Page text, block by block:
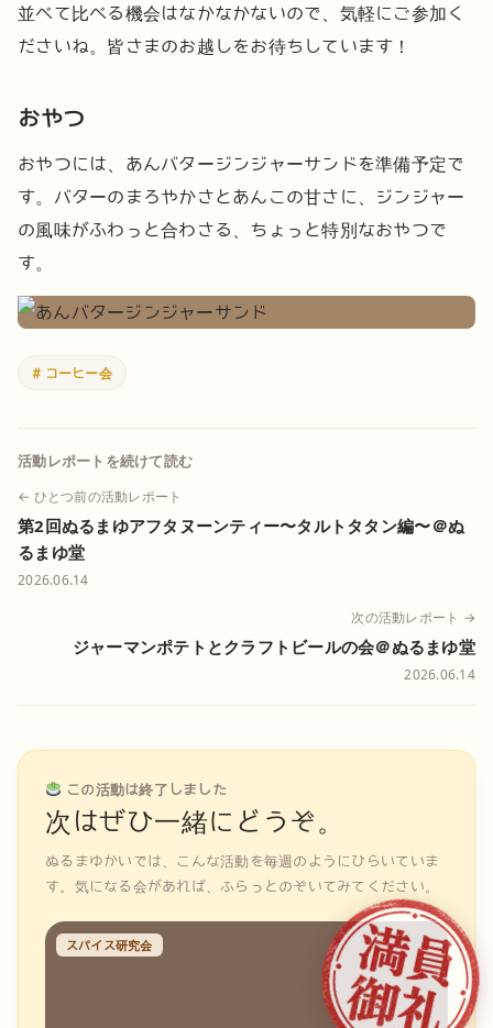
並べて比べる機会はなかなかないので、気軽にご参加く
ださいね。皆さまのお越しをお待ちしています！
おやつ
おやつには、あんバタージンジャーサンドを準備予定で
す。バターのまろやかさとあんこの甘さに、ジンジャー
の風味がふわっと合わさる、ちょっと特別なおやつで
す。
# コーヒー会
活動レポートを続けて読む
← ひとつ前の活動レポート
第2回ぬるまゆアフタヌーンティー〜タルトタタン編〜＠ぬ
るまゆ堂
2026.06.14
次の活動レポート →
ジャーマンポテトとクラフトビールの会＠ぬるまゆ堂
2026.06.14
この活動は終了しました
次はぜひ一緒にどうぞ。
ぬるまゆかいでは、こんな活動を毎週のようにひらいていま
す。気になる会があれば、ふらっとのぞいてみてください。
スパイス研究会